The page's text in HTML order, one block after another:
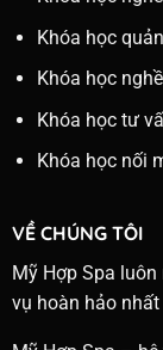
Khóa học
Khóa học
Khóa học tư
Khóa học nối
VỀ CHÚNG TÔI
Mỹ Hợp Spa
vụ hoàn hảo